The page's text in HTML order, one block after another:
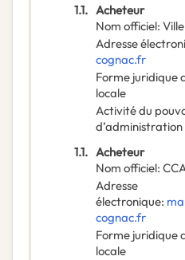
1.1. Acheteur
Nom officiel:
Adresse
cognac.fr
Forme juridique
locale
Activité du
1.1. Acheteur
Nom officiel:
Adresse
électronique:
cognac.fr
Forme juridique
locale